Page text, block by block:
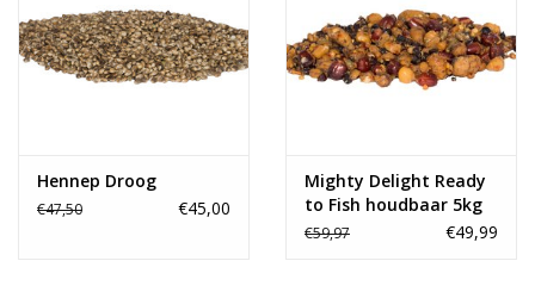
Hennep Droog
€47,50 €45,00
Mighty Delight Ready
to Fish houdbaar 5kg
€59,97 €49,99